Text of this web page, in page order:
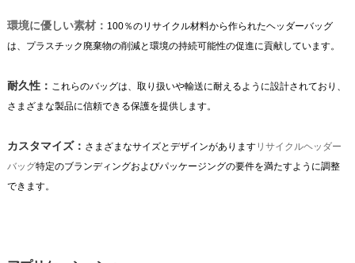
環境に優しい素材： 100％のリサイクル材料から作られたヘッダーバッグ
は、プラスチック廃棄物の削減と環境の持続可能性の促進に貢献しています。
耐久性： これらのバッグは、取り扱いや輸送に耐えるように設計されており、
さまざまな製品に信頼できる保護を提供します。
カスタマイズ： さまざまなサイズとデザインがありますリサイクルヘッダー
バッグ特定のブランディングおよびパッケージングの要件を満たすように調整
できます。